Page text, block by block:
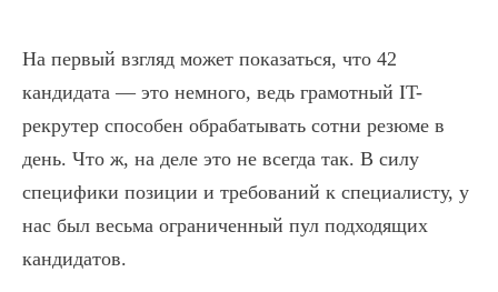
Финал
Выставлен оффер
На первый взгляд может показаться, что 42
кандидата — это немного, ведь грамотный IT-
рекрутер способен обрабатывать сотни резюме в
день. Что ж, на деле это не всегда так. В силу
специфики позиции и требований к специалисту, у
нас был весьма ограниченный пул подходящих
кандидатов.